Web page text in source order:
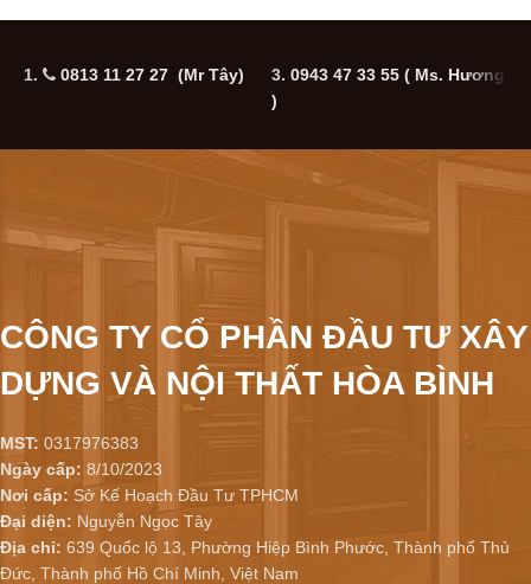
1. 0813 11 27 27 (Mr Tây) 3. 0943 47 33 55 ( Ms. Hương
)
CÔNG TY CỔ PHẦN ĐẦU TƯ XÂY
DỰNG VÀ NỘI THẤT HÒA BÌNH
MST: 0317976383
Ngày cấp: 8/10/2023
Nơi cấp: Sở Kế Hoạch Đầu Tư TPHCM
Đại diện: Nguyễn Ngọc Tây
Địa chỉ: 639 Quốc lộ 13, Phường Hiệp Bình Phước, Thành phố Thủ
Đức, Thành phố Hồ Chí Minh, Việt Nam